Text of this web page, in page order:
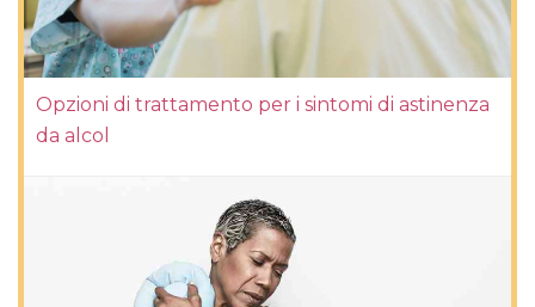
Opzioni di trattamento per i sintomi di astinenza
da alcol